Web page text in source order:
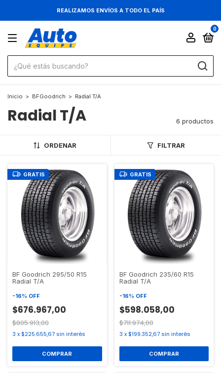
REALIZAMOS ENVÍOS A TODO EL PAÍS
0
Inicio > BFGoodrich > Radial T/A
Radial T/A 6 productos
ORDENAR FILTRAR
GRATIS
BF Goodrich 295/50 R15
Radial T/A
-16% OFF
$676.967,00
$805.913,00
3 x $225.655,67 sin interés
GRATIS
BF Goodrich 235/60 R15
Radial T/A
-16% OFF
$598.058,00
$711.974,00
3 x $199.352,67 sin interés